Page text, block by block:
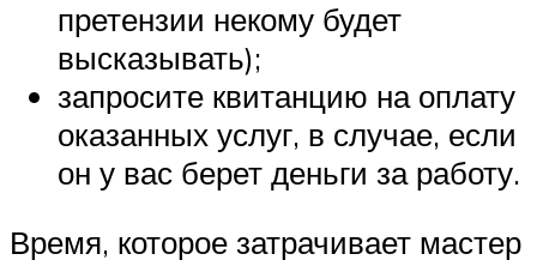
претензии некому будет
высказывать);
запросите квитанцию на оплату
оказанных услуг, в случае, если
он у вас берет деньги за работу.
Время, которое затрачивает мастер